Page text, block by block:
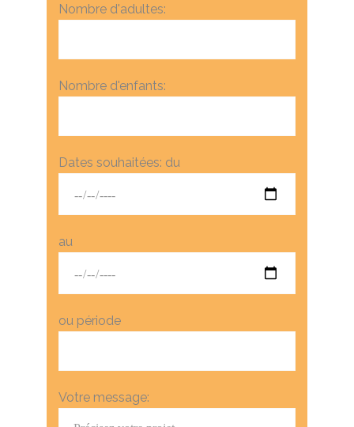
Nombre d'adultes:
Nombre d'enfants:
Dates souhaitées: du
au
ou période
Votre message: